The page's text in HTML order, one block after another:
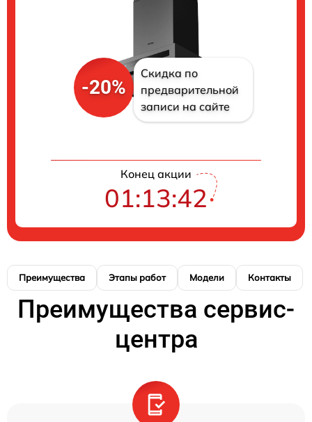
-20%
Скидка по
предварительной
записи на сайте
Конец акции
01:13:41
Преимущества Этапы работ Модели Контакты
Преимущества сервис-
центра